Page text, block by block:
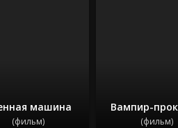
машина
(фильм)
Вампир-
(фильм)